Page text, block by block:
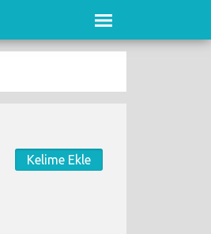
Kelime Ekle